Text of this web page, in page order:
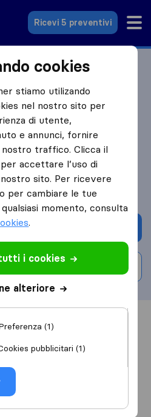
Ricevi 5 preventivi
di traslochi in Italia
su5
e Google
con altreaziende di traslochi
Recensioni
cookies
stiamo utilizando
nel nostro sito per
di utente,
e annunci, fornire
nostro traffico. Clicca il
accettare l’uso di
sito. Per ricevere
per cambiare le tue
momento, consulta
.
i cookies
alteriore
(1)
pubblicitari (1)